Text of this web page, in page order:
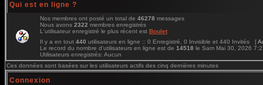
Qui est en ligne ?
Nos membres ont posté un total de 46278 messages
Nous avons 2322 membres enregistrés
L'utilisateur enregistré le plus récent est Boulet
Il y a en tout 440 utilisateurs en ligne :: 0 Enregistré, 0 Invisible et 440 Invités [
Le record du nombre d'utilisateurs en ligne est de 14518 le Sam Mai 30, 2026
Utilisateurs enregistrés: Aucun
Ces données sont basées sur les utilisateurs actifs des cinq dernières minutes
Connexion